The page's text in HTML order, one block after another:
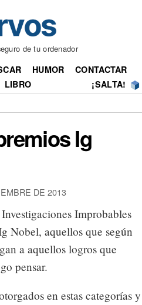
de tu ordenador
HUMOR
CONTACTAR
LIBRO ¡SALTA!
Ig
DE 2013
Improbables
Nobel, aquellos que según
a aquellos logros que
pensar.
en estas categorías y